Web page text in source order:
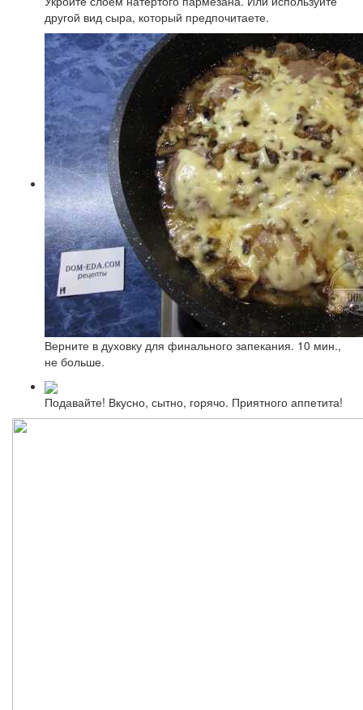
другой вид сыра, который предпочитаете.
Верните в духовку для финального запекания. 10 мин.,
не больше.
Подавайте! Вкусно, сытно, горячо. Приятного аппетита!